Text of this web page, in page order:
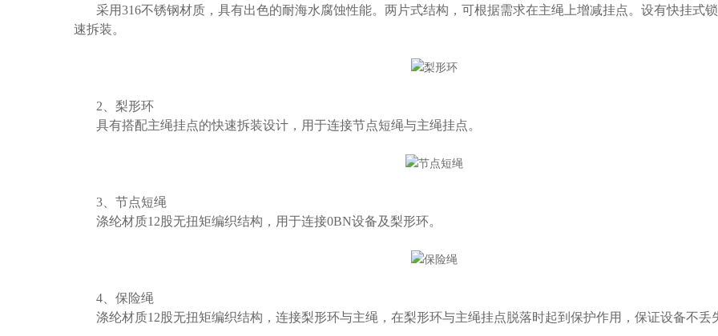
采用316不锈钢材质，具有出色的耐海水腐蚀性能。两片式结构，可根据需求在主绳上增减挂点。设有快挂式
速拆装。
2、梨形环
具有搭配主绳挂点的快速拆装设计，用于连接节点短绳与主绳挂点。
3、节点短绳
涤纶材质12股无扭矩编织结构，用于连接0BN设备及梨形环。
4、保险绳
涤纶材质12股无扭矩编织结构，连接梨形环与主绳，在梨形环与主绳挂点脱落时起到保护作用，保证设备不丢